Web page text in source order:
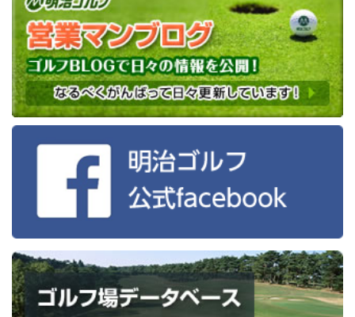
2026-01-16
大富士ゴルフ場の年会費改定について
2026-01-14
利根GCの名義書換停止について
2026-01-09
桜ヶ丘CCの平日会員名義書換料改定について
2026-01-09
船橋CCの名義書換再開について
2026-01-09
船橋CCの年会費改定について
2026-01-09
船橋CCの「週日会員」新設について
2026-01-06
清川CC入会条件の一部を変更
茨城ゴルフ倶楽部
今日は茨城GCの東コースでプレーしてきました。
今年で歴史は50年。来年は東コースで日本OP開
催。 これまで男女のトーナメントで数々のドラマ
を生み出した素晴ら...茨城ゴルフ倶楽部の続きを
見る
東京よみうりカントリークラブ
今日は東京よみうりCCでプレーしてきました。 東
京よみうりＣＣと言えば、男子トーナメント最終
戦ＪＴカップでおなじみです。 特に最終ホールの
の続きを見る
平塚富士見カントリークラブ
今回は神奈川県の平塚富士見カントリークラブへ
行ってきました。 昭和37年の開場で来年（平成24